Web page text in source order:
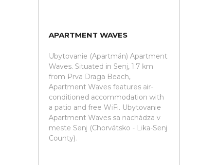
APARTMENT WAVES
Ubytovanie (Apartmán) Apartment
Waves. Situated in Senj, 1.7 km
from Prva Draga Beach,
Apartment Waves features air-
conditioned accommodation with
a patio and free WiFi. Ubytovanie
Apartment Waves sa nachádza v
meste Senj (Chorvátsko - Lika-Senj
County).